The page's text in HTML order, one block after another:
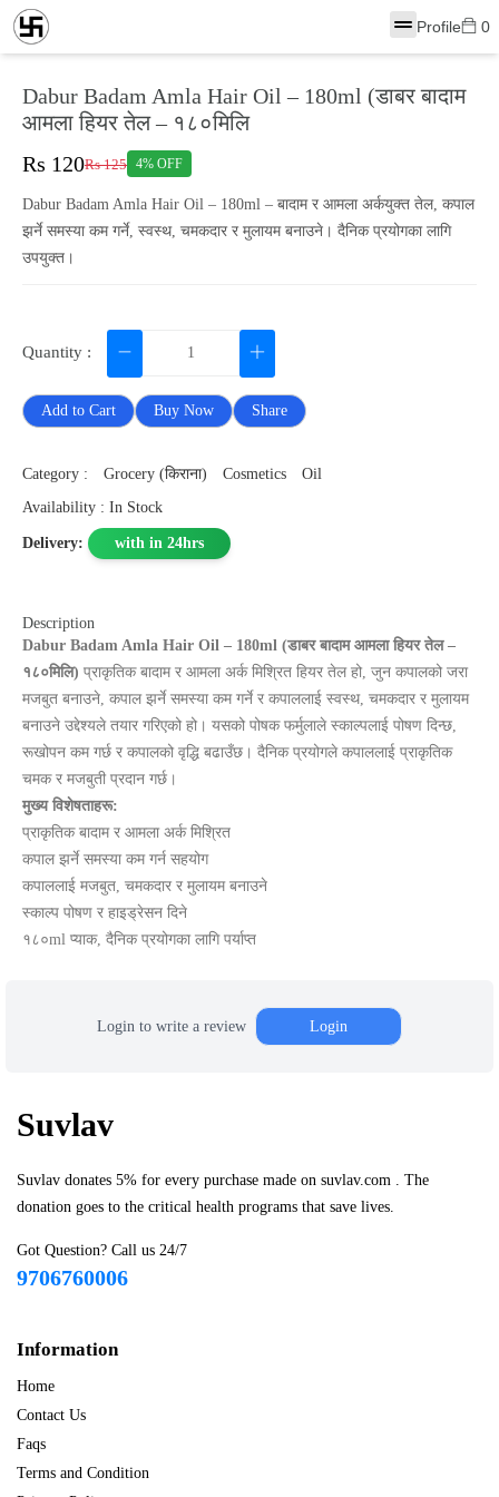
Profile 0
Dabur Badam Amla Hair Oil – 180ml (डाबर बादाम
आमला हियर तेल – १८०मिलि
Rs 120Rs 125 4% OFF
Dabur Badam Amla Hair Oil – 180ml – बादाम र आमला अर्कयुक्त तेल, कपाल
झर्ने समस्या कम गर्ने, स्वस्थ, चमकदार र मुलायम बनाउने। दैनिक प्रयोगका लागि
उपयुक्त।
Quantity :
Add to Cart Buy Now Share
Category : Grocery (किराना) Cosmetics
Oil
Availability : In Stock
Delivery: with in 24hrs
Description
Dabur Badam Amla Hair Oil – 180ml (डाबर बादाम आमला हियर तेल –
१८०मिलि) प्राकृतिक बादाम र आमला अर्क मिश्रित हियर तेल हो, जुन कपालको जरा
मजबुत बनाउने, कपाल झर्ने समस्या कम गर्ने र कपाललाई स्वस्थ, चमकदार र मुलायम
बनाउने उद्देश्यले तयार गरिएको हो। यसको पोषक फर्मुलाले स्काल्पलाई पोषण दिन्छ,
रूखोपन कम गर्छ र कपालको वृद्धि बढाउँछ। दैनिक प्रयोगले कपाललाई प्राकृतिक
चमक र मजबुती प्रदान गर्छ।
मुख्य विशेषताहरू:
प्राकृतिक बादाम र आमला अर्क मिश्रित
कपाल झर्ने समस्या कम गर्न सहयोग
कपाललाई मजबुत, चमकदार र मुलायम बनाउने
स्काल्प पोषण र हाइड्रेसन दिने
१८०ml प्याक, दैनिक प्रयोगका लागि पर्याप्त
Login to write a review Login
Suvlav
Suvlav donates 5% for every purchase made on suvlav.com . The
donation goes to the critical health programs that save lives.
Got Question? Call us 24/7
9706760006
Information
Home
Contact Us
Faqs
Terms and Condition